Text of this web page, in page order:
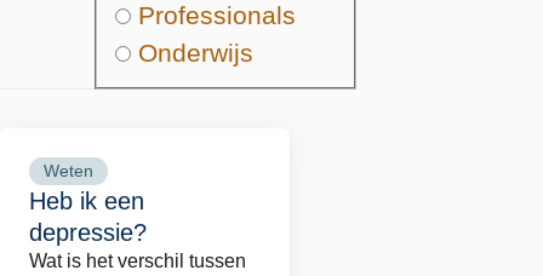
Professionals
Onderwijs
Heb ik een
depressie?
Weten
Wat is het verschil tussen
Lees
meer
over